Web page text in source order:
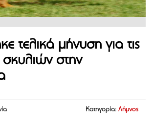
τελικά μήνυση για τις
σκυλιών στην
Κατηγορία: Λήμνος